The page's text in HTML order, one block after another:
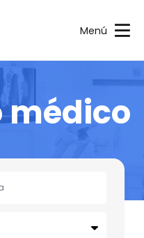
Menú
médico